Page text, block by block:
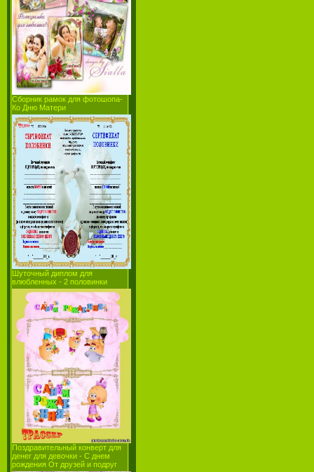
Сборник рамок для фотошопа-
Ко Дню Матери
Шуточный диплом для
влюбленных - 2 половинки
Поздравительный конверт для
денег для девочки - С днем
рождения От друзей и подруг